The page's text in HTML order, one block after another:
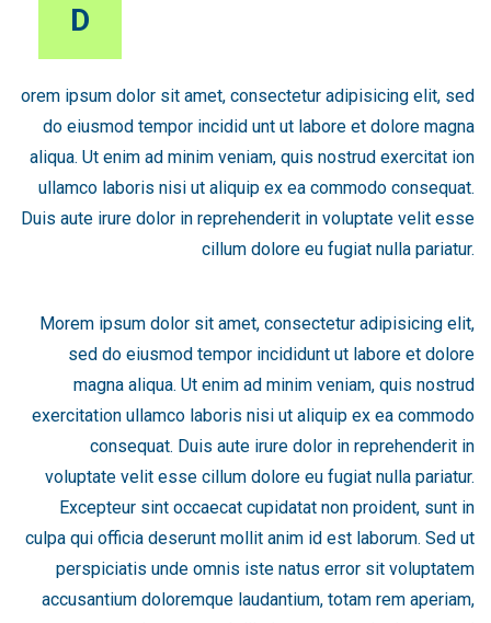
D
orem ipsum dolor sit amet, consectetur adipisicing elit, sed
do eiusmod tempor incidid unt ut labore et dolore magna
aliqua. Ut enim ad minim veniam, quis nostrud exercitat ion
ullamco laboris nisi ut aliquip ex ea commodo consequat.
Duis aute irure dolor in reprehenderit in voluptate velit esse
cillum dolore eu fugiat nulla pariatur.
Morem ipsum dolor sit amet, consectetur adipisicing elit,
sed do eiusmod tempor incididunt ut labore et dolore
magna aliqua. Ut enim ad minim veniam, quis nostrud
exercitation ullamco laboris nisi ut aliquip ex ea commodo
consequat. Duis aute irure dolor in reprehenderit in
voluptate velit esse cillum dolore eu fugiat nulla pariatur.
Excepteur sint occaecat cupidatat non proident, sunt in
culpa qui officia deserunt mollit anim id est laborum. Sed ut
perspiciatis unde omnis iste natus error sit voluptatem
accusantium doloremque laudantium, totam rem aperiam,